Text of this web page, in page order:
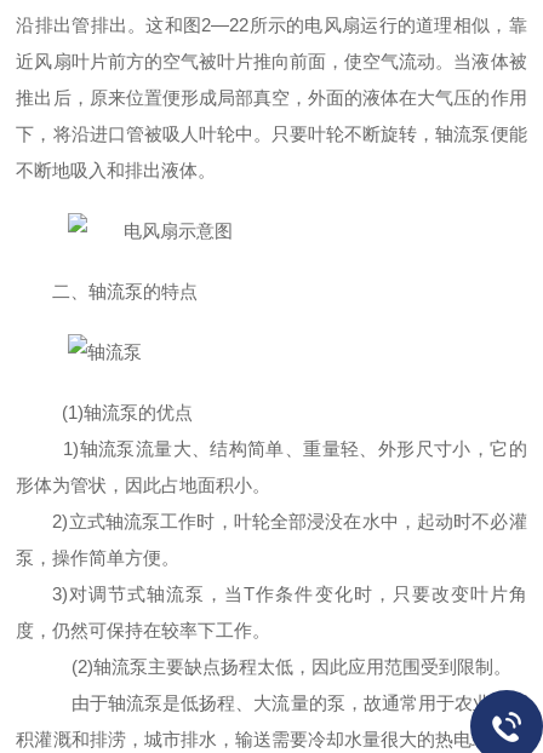
沿排出管排出。这和图2—22所示的电风扇运行的道理相似，靠
近风扇叶片前方的空气被叶片推向前面，使空气流动。当液体被
推出后，原来位置便形成局部真空，外面的液体在大气压的作用
下，将沿进口管被吸人叶轮中。只要叶轮不断旋转，轴流泵便能
不断地吸入和排出液体。
二、轴流泵的特点
(1)轴流泵的优点
1)轴流泵流量大、结构简单、重量轻、外形尺寸小，它的
形体为管状，因此占地面积小。
2)立式轴流泵工作时，叶轮全部浸没在水中，起动时不必灌
泵，操作简单方便。
3)对调节式轴流泵，当T作条件变化时，只要改变叶片角
度，仍然可保持在较率下工作。
(2)轴流泵主要缺点扬程太低，因此应用范围受到限制。
由于轴流泵是低扬程、大流量的泵，故通常用于农业大面
积灌溉和排涝，城市排水，输送需要冷却水量很大的热电站循环